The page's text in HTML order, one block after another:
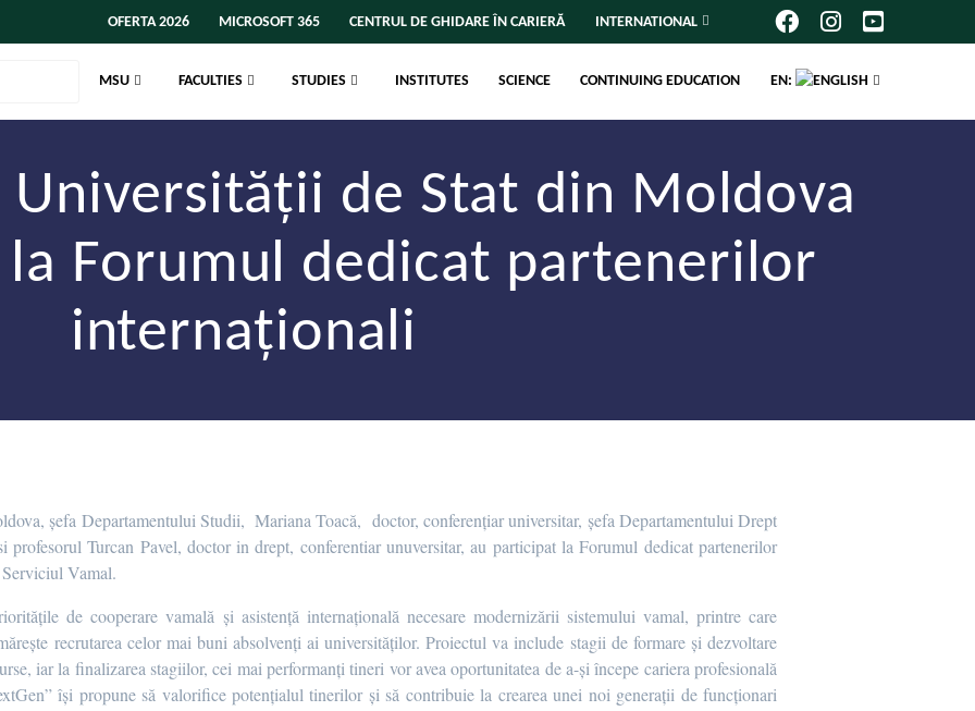
OFERTA 2026 MICROSOFT 365 CENTRUL DE GHIDARE ÎN CARIERĂ INTERNATIONAL
MSU FACULTIES STUDIES INSTITUTES SCIENCE CONTINUING EDUCATION EN:
Universității de Stat din Moldova
Forumul dedicat partenerilor
internaționali
șefa Departamentului Studii, Mariana Toacă, doctor, conferențiar universitar, șefa Departamentului Drept
Turcan Pavel, doctor in drept, conferentiar unuversitar, au participat la Forumul dedicat partenerilor
Vamal.
de cooperare vamală și asistență internațională necesare modernizării sistemului vamal, printre care
recrutarea celor mai buni absolvenți ai universităților. Proiectul va include stagii de formare și dezvoltare
iar la finalizarea stagiilor, cei mai performanți tineri vor avea oportunitatea de a-și începe cariera profesională
își propune să valorifice potențialul tinerilor și să contribuie la crearea unei noi generații de funcționari